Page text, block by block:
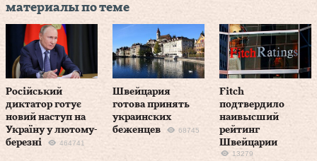
материалы по теме
Російський
диктатор готує
новий наступ на
Україну у лютому-
березні
464741
Швейцария
готова принять
украинских
беженцев
68745
Fitch
подтвердило
наивысший
рейтинг
Швейцарии
13279